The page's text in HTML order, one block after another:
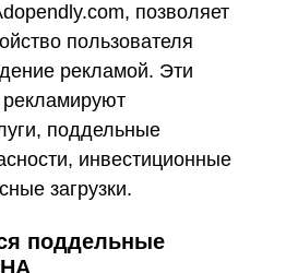
позволяет
пользователя
рекламой. Эти
поддельные
инвестиционные
загрузки.
поддельные